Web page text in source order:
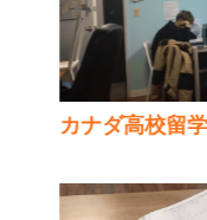
カナダ高校留